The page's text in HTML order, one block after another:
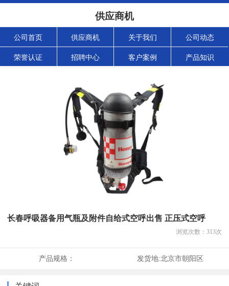
供应商机
公司首页 供应商机 关于我们 公司动态
荣誉认证 招聘中心 客户案例 产品知识
长春呼吸器备用气瓶及附件自给式空呼出售 正压式空呼
浏览次数： 313次
产品规格： 发货地:北京市朝阳区